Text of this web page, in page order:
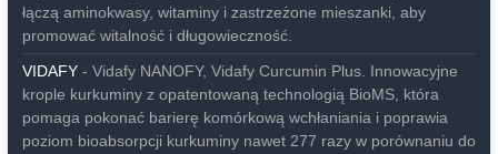
łączą aminokwasy, witaminy i zastrzeżone mieszanki, aby
promować witalność i długowieczność.
VIDAFY- Vidafy NANOFY, Vidafy Curcumin Plus. Innowacyjne
krople kurkuminy z opatentowaną technologią BioMS, która
pomaga pokonać barierę komórkową wchłaniania i poprawia
poziom bioabsorpcji kurkuminy nawet 277 razy w porównaniu do